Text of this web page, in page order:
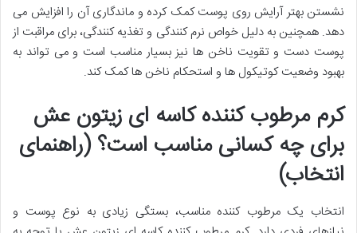
نشستن بهتر آرایش روی پوست کمک کرده و ماندگاری آن را افزایش می
دهد. همچنین به دلیل خواص نرم کنندگی و تغذیه کنندگی، برای مراقبت از
پوست دست و تقویت ناخن ها نیز بسیار مناسب است و می تواند به
بهبود وضعیت کوتیکول ها و استحکام ناخن ها کمک کند.
کرم مرطوب کننده کاسه ای زیتون عش
برای چه کسانی مناسب است؟ (راهنمای
انتخاب)
انتخاب یک مرطوب کننده مناسب، بستگی زیادی به نوع پوست و